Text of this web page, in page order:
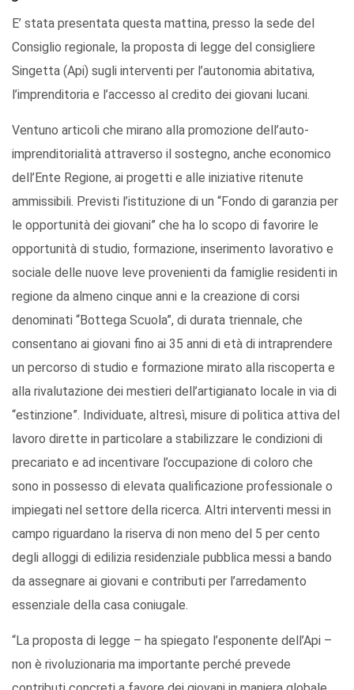
E’ stata presentata questa mattina, presso la sede del
Consiglio regionale, la proposta di legge del consigliere
Singetta (Api) sugli interventi per l’autonomia abitativa,
l’imprenditoria e l’accesso al credito dei giovani lucani.
Ventuno articoli che mirano alla promozione dell’auto-
imprenditorialità attraverso il sostegno, anche economico
dell’Ente Regione, ai progetti e alle iniziative ritenute
ammissibili. Previsti l’istituzione di un “Fondo di garanzia per
le opportunità dei giovani” che ha lo scopo di favorire le
opportunità di studio, formazione, inserimento lavorativo e
sociale delle nuove leve provenienti da famiglie residenti in
regione da almeno cinque anni e la creazione di corsi
denominati “Bottega Scuola”, di durata triennale, che
consentano ai giovani fino ai 35 anni di età di intraprendere
un percorso di studio e formazione mirato alla riscoperta e
alla rivalutazione dei mestieri dell’artigianato locale in via di
“estinzione”. Individuate, altresì, misure di politica attiva del
lavoro dirette in particolare a stabilizzare le condizioni di
precariato e ad incentivare l’occupazione di coloro che
sono in possesso di elevata qualificazione professionale o
impiegati nel settore della ricerca. Altri interventi messi in
campo riguardano la riserva di non meno del 5 per cento
degli alloggi di edilizia residenziale pubblica messi a bando
da assegnare ai giovani e contributi per l’arredamento
essenziale della casa coniugale.
“La proposta di legge – ha spiegato l’esponente dell’Api –
non è rivoluzionaria ma importante perché prevede